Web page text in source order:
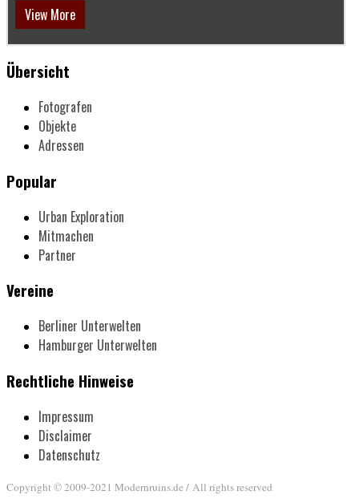
View More
Übersicht
Fotografen
Objekte
Adressen
Popular
Urban Exploration
Mitmachen
Partner
Vereine
Berliner Unterwelten
Hamburger Unterwelten
Rechtliche Hinweise
Impressum
Disclaimer
Datenschutz
Copyright © 2009-2021 Modernruins.de / All rights reserved